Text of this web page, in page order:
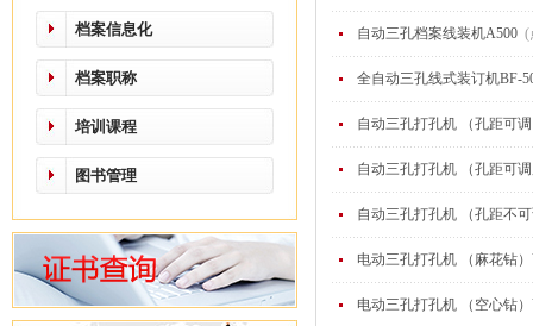
档案信息化
档案职称
培训课程
图书管理
自动三孔档案线装机A500 (
全自动三孔线式装订机BF-
自动三孔打孔机 （孔距可
自动三孔打孔机 （孔距可
自动三孔打孔机 （孔距不
电动三孔打孔机 （麻花钻
电动三孔打孔机 （空心钻